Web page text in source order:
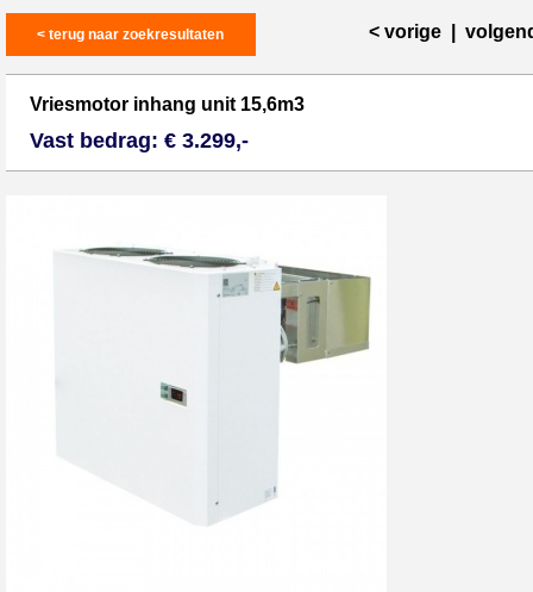
< terug naar zoekresultaten < vorige
Vriesmotor inhang unit 15,6m3
Vast bedrag: € 3.299,-